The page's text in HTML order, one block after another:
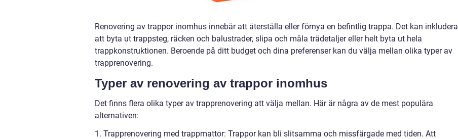
Renovering av trappor inomhus innebär att återställa eller förnya en befintlig trappa. Det kan inkludera
att byta ut trappsteg, räcken och balustrader, slipa och måla trädetaljer eller helt byta ut hela
trappkonstruktionen. Beroende på ditt budget och dina preferenser kan du välja mellan olika typer av
trapprenovering.
Typer av renovering av trappor inomhus
Det finns flera olika typer av trapprenovering att välja mellan. Här är några av de mest populära
alternativen:
1. Trapprenovering med trappmattor: Trappor kan bli slitsamma och missfärgade med tiden. Att